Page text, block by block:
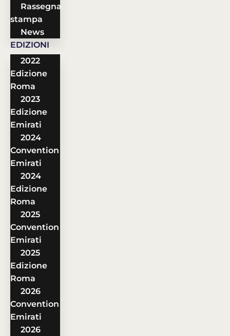
Rassegna
stampa
News
EDIZIONI
2022
Edizione
Roma
2023
Edizione
Emirati
2024
Convention
Emirati
2024
Edizione
Roma
2025
Convention
Emirati
2025
Edizione
Roma
2026
Convention
Emirati
2026